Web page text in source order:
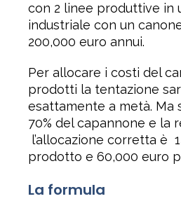
con 2 linee produttive in
industriale con un
200,000 euro annui.
Per allocare i costi del
prodotti la tentazione
esattamente a metà. Ma
70% del capannone e la
l’allocazione corretta è
prodotto e 60,000 euro
La formula